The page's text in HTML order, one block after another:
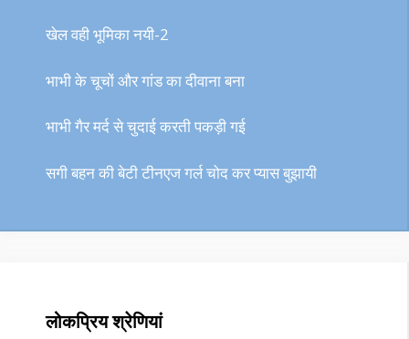
खेल वही भूमिका नयी-2
भाभी के चूचों और गांड का दीवाना बना
भाभी गैर मर्द से चुदाई करती पकड़ी गई
सगी बहन की बेटी टीनएज गर्ल चोद कर प्यास बुझायी
लोकप्रिय श्रेणियां